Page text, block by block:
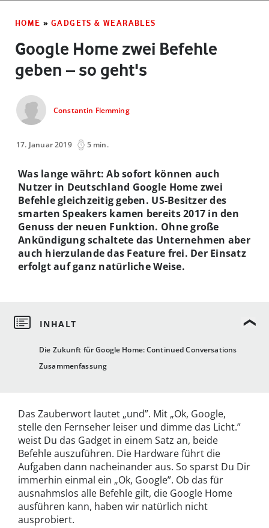
HOME » GADGETS & WEARABLES
Google Home zwei Befehle
geben – so geht's
Constantin Flemming
17. Januar 2019 5 min.
Die Zukunft für Google Home: Continued Conversations
Zusammenfassung
Was lange währt: Ab sofort können auch
Nutzer in Deutschland Google Home zwei
Befehle gleichzeitig geben. US-Besitzer des
smarten Speakers kamen bereits 2017 in den
Genuss der neuen Funktion. Ohne große
Ankündigung schaltete das Unternehmen aber
auch hierzulande das Feature frei. Der Einsatz
erfolgt auf ganz natürliche Weise.
Das Zauberwort lautet „und”. Mit „Ok, Google,
stelle den Fernseher leiser und dimme das Licht.”
weist Du das Gadget in einem Satz an, beide
Befehle auszuführen. Die Hardware führt die
Aufgaben dann nacheinander aus. So sparst Du Dir
immerhin einmal ein „Ok, Google”. Ob das für
ausnahmslos alle Befehle gilt, die Google Home
ausführen kann, haben wir natürlich nicht
ausprobiert.